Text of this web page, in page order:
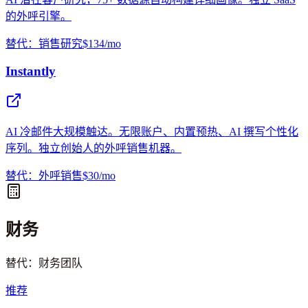
的外呼引擎。
替代：销售研究$134/mo
Instantly
AI 冷邮件大规模触达。无限账户、内置预热、AI 撰写个性化
序列。独立创始人的外呼销售机器。
替代：外呼销售$30/mo
财务
替代：财务团队
推荐